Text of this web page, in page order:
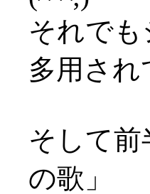
それで
多用さ
そして
の歌」